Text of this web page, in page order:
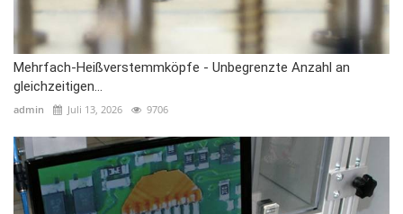
Mehrfach-Heißverstemmköpfe - Unbegrenzte Anzahl an
gleichzeitigen...
admin Juli 13, 2026 9706